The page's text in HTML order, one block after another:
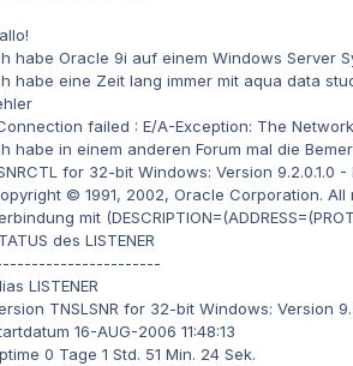
habe Oracle 9i auf einem Windows Server
habe eine Zeit lang immer mit aqua data
failed : E/A-Exception: The
habe in einem anderen Forum mal die
for 32-bit Windows: Version 9.2.0.1.0
© 1991, 2002, Oracle Corporation. All
mit
des LISTENER
LISTENER
TNSLSNR for 32-bit Windows: Version
16-AUG-2006 11:48:13
0 Tage 1 Std. 51 Min. 24 Sek.